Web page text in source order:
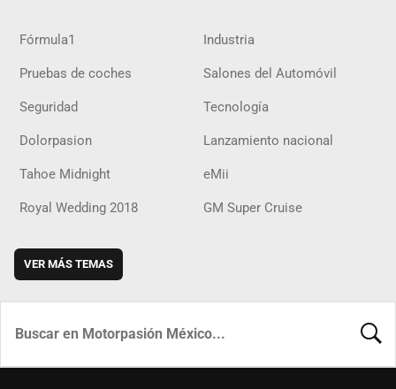
Fórmula1 Industria
Pruebas de coches Salones del Automóvil
Seguridad Tecnología
Dolorpasion Lanzamiento nacional
Tahoe Midnight eMii
Royal Wedding 2018 GM Super Cruise
VER MÁS TEMAS